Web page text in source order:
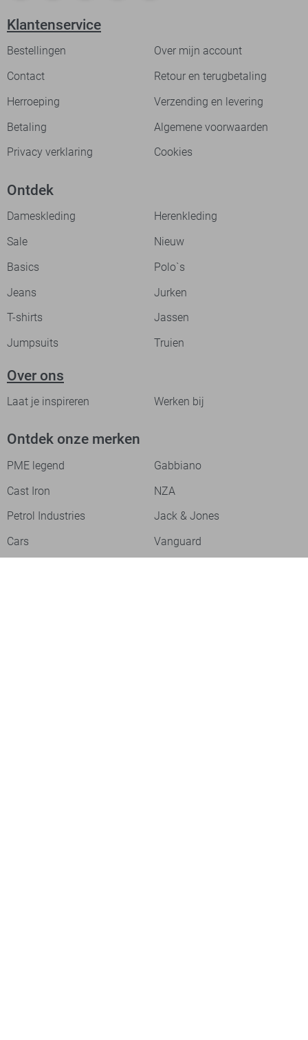
Klantenservice
Bestellingen
Over mijn account
Contact
Retour en terugbetaling
Herroeping
Verzending en levering
Betaling
Algemene voorwaarden
Privacy verklaring
Cookies
Ontdek
Dameskleding
Herenkleding
Sale
Nieuw
Basics
Polo`s
Jeans
Jurken
T-shirts
Jassen
Jumpsuits
Truien
Over ons
Laat je inspireren Werken bij
Ontdek onze merken
PME legend
Gabbiano
Cast Iron
NZA
Petrol Industries
Jack & Jones
Cars
Vanguard